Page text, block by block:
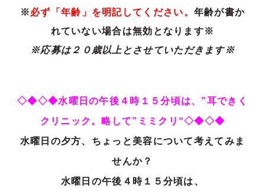
※必ず「年齢」を明記してください。 年齢が書か
れていない場合は無効となります※
※応募は２０歳以上とさせていただきます※
◇◆◇◆水曜日の午後４時１５分頃は、”耳できく
クリニック。略して”ミミクリ“◇◆◇◆
水曜日の夕方、ちょっと美容について考えてみま
せんか？
水曜日の午後４時１５分頃は、